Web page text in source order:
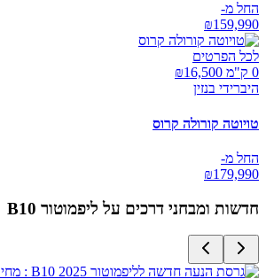
החל מ-
₪159,990
לכל הפרטים
0 ק"מ ₪
16,500
היברידי בנזין
טויוטה קורולה קרוס
החל מ-
₪179,990
חדשות ומבחני דרכים על ליפמוטור B10